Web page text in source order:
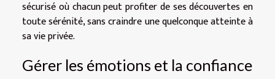
sécurisé où chacun peut profiter de ses découvertes en
toute sérénité, sans craindre une quelconque atteinte à
sa vie privée.
Gérer les émotions et la confiance